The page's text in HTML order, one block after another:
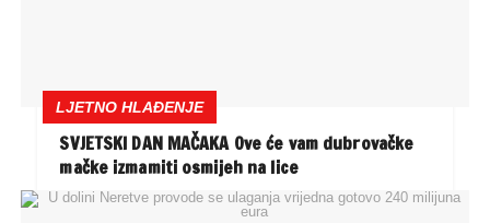
LJETNO HLAĐENJE
SVJETSKI DAN MAČAKA Ove će vam dubrovačke
mačke izmamiti osmijeh na lice